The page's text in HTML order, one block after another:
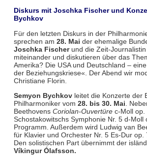
Diskurs mit Joschka Fischer und
Bychkov
Für den letzten Diskurs in der
sprechen am 28. Mai der ehemalige
Joschka Fischerund die Zeit-Journalistin
miteinander und diskutieren über das
Amerika? Die USA und Deutschland –
der Beziehungskriese«. Der Abend wir
Christiane Florin.
Semyon Bychkovleitet die Konzerte der
Philharmoniker vom 28. bis 30. Mai .
Beethovens Coriolan-Ouvertürec-Moll op.
Schostakowitschs Symphonie Nr. 5 d-Moll
Programm. Außerdem wird Ludwig van
für Klavier und Orchester Nr. 5 Es-Dur op.
Den solistischen Part übernimmt der
Víkingur Ólafsson.